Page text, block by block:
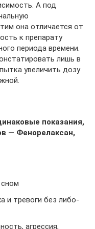
А под
она отличается от
к препарату
периода времени.
лишь в
увеличить дозу
показания,
— Фенорелаксан,
и тревоги без либо-
агрессия,